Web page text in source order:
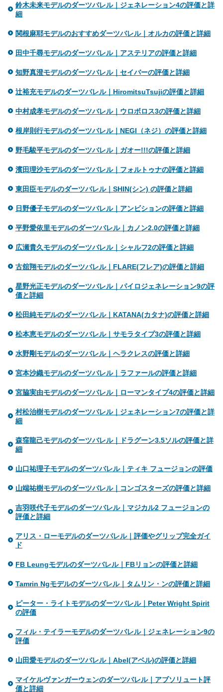
鈴木未来モデルのダーツバレル｜ジェネレーション4の評価と詳
細
関根麻耶モデルのおすすめダーツバレル｜オルカの評価と詳細
田中千尋モデルのダーツバレル｜アステリアの評価と詳細
知野真澄モデルのダーツバレル｜セイバーの評価と詳細
辻裕充モデルのダーツバレル｜HiromitsuTsujiの評価と詳細
中村成孝モデルのダーツバレル｜ウロボロス3の評価と詳細
根岸則行モデルのダーツバレル｜NEGI（ネジ）の評価と詳細
野毛駿平モデルのダーツバレル｜ガオー!!!の評価と詳細
濱田理沙モデルのダーツバレル｜フォルトゥナの評価と詳細
東田臣モデルのダーツバレル｜SHIN(シン) の評価と詳細
日野優子モデルのダーツバレル｜アンビションの評価と詳細
平野愛依里モデルのダーツバレル｜カノン2.0の評価と詳細
広瀬貴久モデルのダーツバレル｜シャルフ2の評価と詳細
古舘翔モデルのダーツバレル｜FLARE(フレア)の評価と詳細
星野光正モデルのダーツバレル｜パイロジェネレーション9の評
価と詳細
松田純モデルのダーツバレル｜KATANA(カタナ)の評価と詳細
松本恵モデルのダーツバレル｜サモラタイプ3の評価と詳細
水野剛モデルのダーツバレル｜ヘラクレスの評価と詳細
宮本沙織モデルのダーツバレル｜ラファールの評価と詳細
宮脇実由モデルのダーツバレル｜ローマンタイプ4の評価と詳細
村松治樹モデルのダーツバレル｜ジェネレーション7の評価と詳
細
森窪龍己モデルのダーツバレル｜ドラグーン3.5ソルの評価と詳
細
山口祐理子モデルのダーツバレル｜ティキ フュージョンの評価
山端祐樹モデルのダーツバレル｜コンゴスターズの評価と詳細
吉羽咲代子モデルのダーツバレル｜マジカル2 フュージョンの
評価と詳細
アリス・ローモデルのダーツバレル｜評価やグリップ完全ガイ
ド
FB Leungモデルのダーツバレル｜FBリョンの評価と詳細
Tamrin Ngモデルのダーツバレル｜タムリン・ンの評価と詳細
ピーター・ライトモデルのダーツバレル｜Peter Wright Spirit
の評価
フィル・テイラーモデルのダーツバレル｜ジェネレーション9の
評価
山田愛モデルのダーツバレル｜Abel(アベル)の評価と詳細
マイケルヴァンガーウェンのダーツバレル｜アブソリュート評
価と詳細